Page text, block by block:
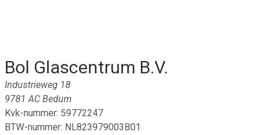
Bol Glascentrum B.V.
Industrieweg 18
9781 AC Bedum
Kvk-nummer: 59772247
BTW-nummer: NL823979003B01